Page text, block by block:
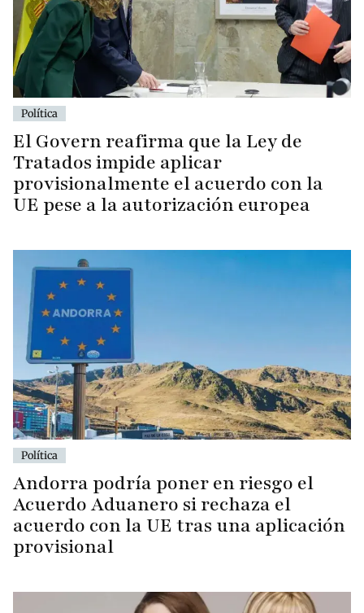
Política
El Govern reafirma que la Ley de
Tratados impide aplicar
provisionalmente el acuerdo con la
UE pese a la autorización europea
Política
Andorra podría poner en riesgo el
Acuerdo Aduanero si rechaza el
acuerdo con la UE tras una aplicación
provisional